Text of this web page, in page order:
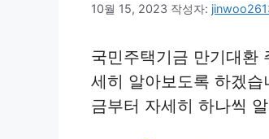
10월 15, 2023 작성자:
국민주택기금 만기대환
세히 알아보도록 하겠
금부터 자세히 하나씩